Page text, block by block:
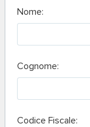
Nome:
Cognome:
Codice Fiscale: